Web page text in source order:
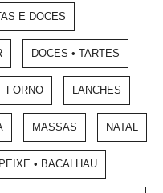
E DOCES
DOCES • TARTES
FORNO LANCHES
MASSAS NATAL
PEIXE • BACALHAU